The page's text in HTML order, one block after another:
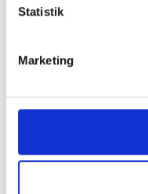
Statistik
Marketing
Kontakt os